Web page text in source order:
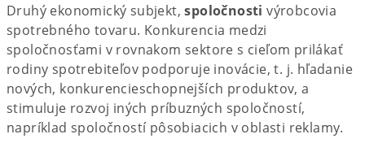
Druhý ekonomický subjekt,spoločnosti výrobcovia
spotrebného tovaru. Konkurencia medzi
spoločnosťami v rovnakom sektore s cieľom prilákať
rodiny spotrebiteľov podporuje inovácie, t. j. hľadanie
nových, konkurencieschopnejších produktov, a
stimuluje rozvoj iných príbuzných spoločností,
napríklad spoločností pôsobiacich v oblasti reklamy.